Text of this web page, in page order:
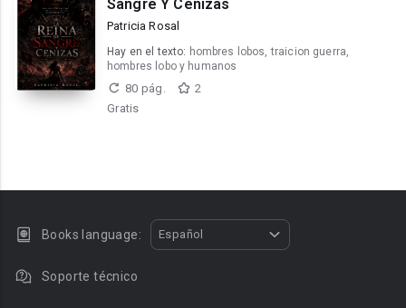
Sangre Y Cenizas
Patricia Rosal
Hay en el texto: hombres lobos, traicion guerra,
hombres lobo y humanos
80 pág.
2
Gratis
Books language: Español
Soporte técnico